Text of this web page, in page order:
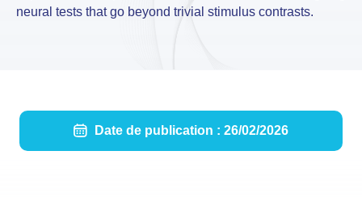
neural tests that go beyond trivial stimulus contrasts.
Date de publication : 26/02/2026